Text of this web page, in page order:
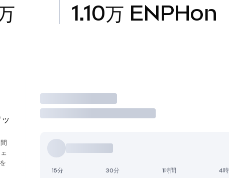
1.10万 ENPHon
取引
15分 30分 1時間 4時